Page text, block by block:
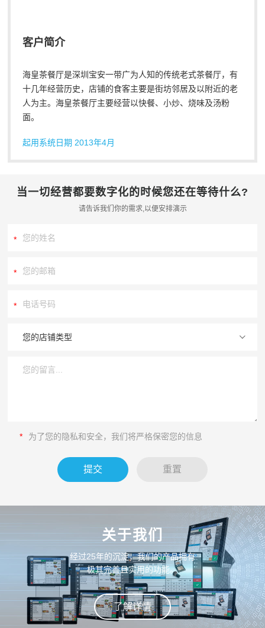
客户简介
海皇茶餐厅是深圳宝安一带广为人知的传统老式茶餐厅，有
十几年经营历史，店铺的食客主要是街坊邻居及以附近的老
人为主。海皇茶餐厅主要经营以快餐、小炒、烧味及汤粉
面。
起用系统日期 2013年4月
当一切经营都要数字化的时候您还在等待什么?
请告诉我们你的需求,以便安排演示
*
*
*
* 为了您的隐私和安全，我们将严格保密您的信息
提交 重置
关于我们
经过25年的沉淀，我们的产品拥有
极其完善且实用的功能。
了解详情